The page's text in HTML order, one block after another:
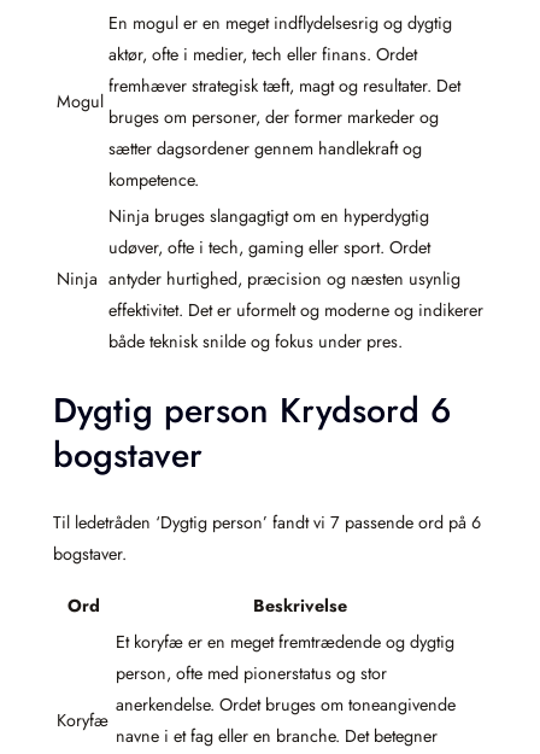
Mogul
En mogul er en meget indflydelsesrig og dygtig
aktør, ofte i medier, tech eller finans. Ordet
fremhæver strategisk tæft, magt og resultater. Det
bruges om personer, der former markeder og
sætter dagsordener gennem handlekraft og
kompetence.
Ninja
Ninja bruges slangagtigt om en hyperdygtig
udøver, ofte i tech, gaming eller sport. Ordet
antyder hurtighed, præcision og næsten usynlig
effektivitet. Det er uformelt og moderne og indikerer
både teknisk snilde og fokus under pres.
Dygtig person Krydsord 6
bogstaver
Til ledetråden ‘Dygtig person’ fandt vi 7 passende ord på 6
bogstaver.
Ord Beskrivelse
Koryfæ
Et koryfæ er en meget fremtrædende og dygtig
person, ofte med pionerstatus og stor
anerkendelse. Ordet bruges om toneangivende
navne i et fag eller en branche. Det betegner